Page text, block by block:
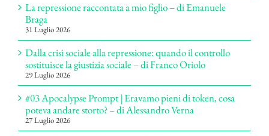
La repressione raccontata a mio figlio – di Emanuele
Braga
31 Luglio 2026
Dalla crisi sociale alla repressione: quando il controllo
sostituisce la giustizia sociale – di Franco Oriolo
29 Luglio 2026
#03 Apocalypse Prompt | Eravamo pieni di token, cosa
poteva andare storto? – di Alessandro Verna
27 Luglio 2026